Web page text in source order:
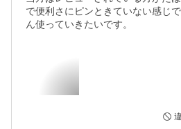
で便利さにピンときていない感じ